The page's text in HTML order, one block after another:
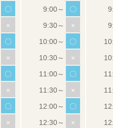
〇
×
〇
×
〇
×
〇
×
〇
×
〇
×
〇
×
〇
×